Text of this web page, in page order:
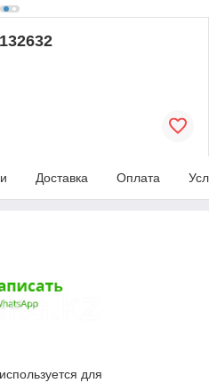
Доставка Оплата
для